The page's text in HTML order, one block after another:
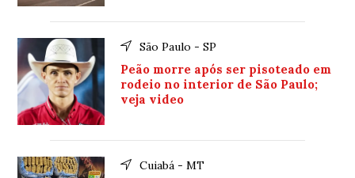
São Paulo - SP
Peão morre após ser pisoteado em
rodeio no interior de São Paulo;
veja video
Cuiabá - MT